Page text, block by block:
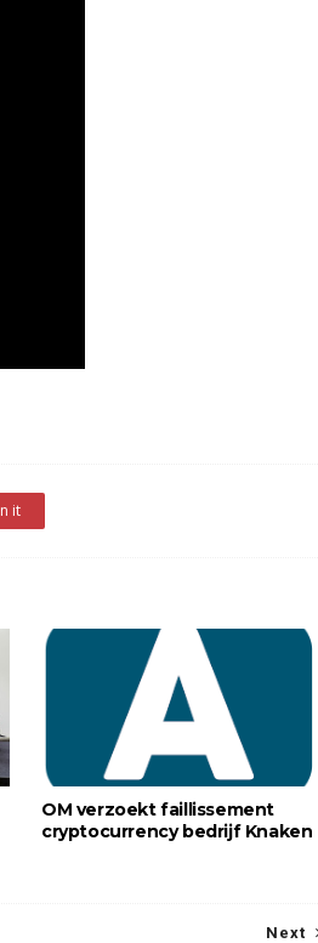
it
OM verzoekt faillissement
cryptocurrency bedrijf Knaken
Next